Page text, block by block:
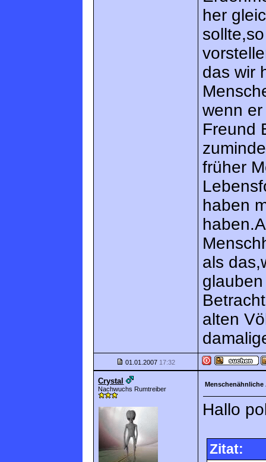
her
das wir
wenn
Freund
früher
haben
als
alten
01.01.2007 17:32
Crystal
Nachwuchs Rumtreiber
Menschenähnliche
Hallo
Zitat: